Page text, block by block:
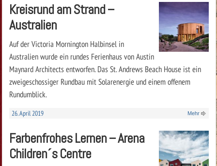
Kreisrund am Strand –
Australien
Auf der Victoria Mornington Halbinsel in
Australien wurde ein rundes Ferienhaus von Austin
Maynard Architects entworfen. Das St. Andrews Beach House ist ein
zweigeschossiger Rundbau mit Solarenergie und einem offenem
Rundumblick.
26. April 2019 Mehr
Farbenfrohes Lernen – Arena
Children´s Centre